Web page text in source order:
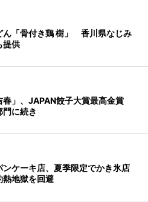
ん「骨付き鶏 樹」 香川県なじみ
提供
春」、JAPAN餃子大賞最高金賞
に続き
ンケーキ店、夏季限定でかき氷店
地獄を回避